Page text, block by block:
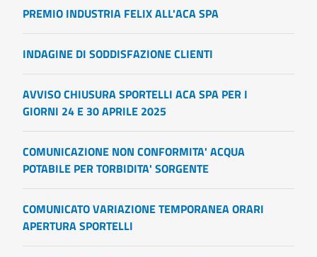
PREMIO INDUSTRIA FELIX ALL'ACA SPA
INDAGINE DI SODDISFAZIONE CLIENTI
AVVISO CHIUSURA SPORTELLI ACA SPA PER I
GIORNI 24 E 30 APRILE 2025
COMUNICAZIONE NON CONFORMITA' ACQUA
POTABILE PER TORBIDITA' SORGENTE
COMUNICATO VARIAZIONE TEMPORANEA ORARI
APERTURA SPORTELLI